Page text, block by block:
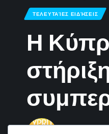
ΤΕΛΕΥΤΑΊΕΣ ΕΙΔΉΣΕΙΣ
Η
Newsman